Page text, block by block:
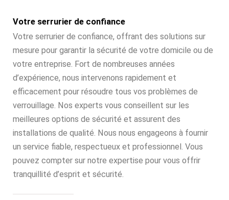
Votre serrurier de confiance
Votre serrurier de confiance, offrant des solutions sur
mesure pour garantir la sécurité de votre domicile ou de
votre entreprise. Fort de nombreuses années
d’expérience, nous intervenons rapidement et
efficacement pour résoudre tous vos problèmes de
verrouillage. Nos experts vous conseillent sur les
meilleures options de sécurité et assurent des
installations de qualité. Nous nous engageons à fournir
un service fiable, respectueux et professionnel. Vous
pouvez compter sur notre expertise pour vous offrir
tranquillité d’esprit et sécurité.